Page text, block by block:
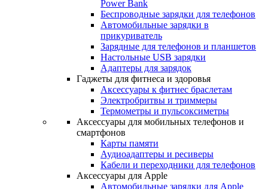
Power Bank
Беспроводные зарядки для телефонов
Автомобильные зарядки в
прикуриватель
Зарядные для телефонов и планшетов
Настольные USB зарядки
Адаптеры для зарядок
Гаджеты для фитнеса и здоровья
Аксессуары к фитнес браслетам
Электробритвы и триммеры
Термометры и пульсоксиметры
Аксессуары для мобильных телефонов и
смартфонов
Карты памяти
Аудиоадаптеры и ресиверы
Кабели и переходники для телефонов
Аксессуары для Apple
Автомобильные зарядки для Apple